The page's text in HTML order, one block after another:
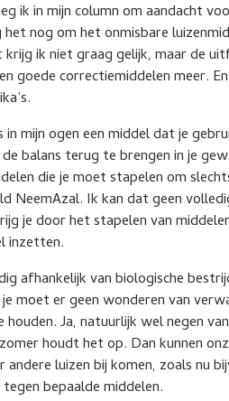
ik in mijn column om aandacht
nog om het onmisbare
ik niet graag gelijk, maar de
goede correctiemiddelen meer.
mijn ogen een middel dat je
balans terug te brengen in je
die je moet stapelen om
NeemAzal. Ik kan dat geen
je door het stapelen van
inzetten.
afhankelijk van biologische
moet er geen wonderen van
Ja, natuurlijk wel negen
houdt het op. Dan kunnen
andere luizen bij komen, zoals nu
bepaalde middelen.